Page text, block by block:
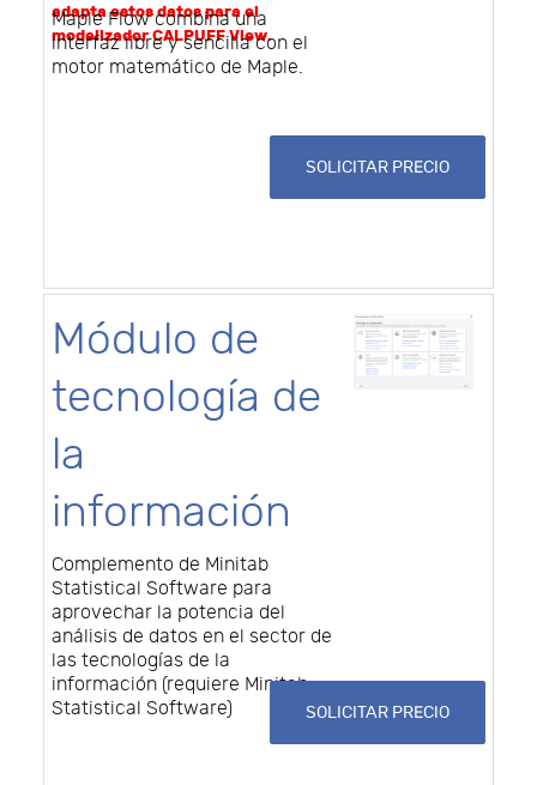
adapta estos datos para el
modelizador CALPUFF View.
Maple Flow combina una
interfaz libre y sencilla con el
motor matemático de Maple.
SOLICITAR PRECIO
Módulo de
tecnología de
la
información
Complemento de Minitab
Statistical Software para
aprovechar la potencia del
análisis de datos en el sector de
las tecnologías de la
información (requiere Minitab
Statistical Software)
SOLICITAR PRECIO